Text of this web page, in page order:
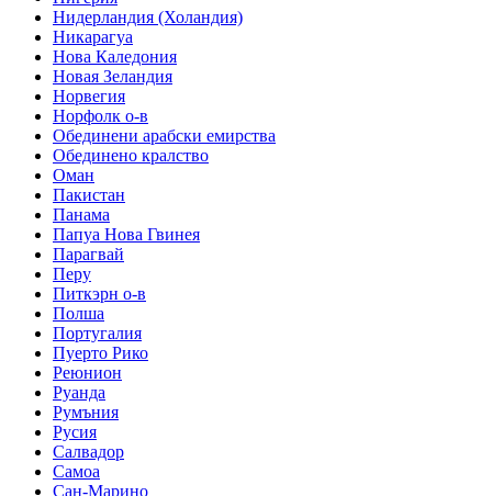
Нидерландия (Холандия)
Никарагуа
Нова Каледония
Новая Зеландия
Норвегия
Норфолк о-в
Обединени арабски емирства
Обединено кралство
Оман
Пакистан
Панама
Папуа Нова Гвинея
Парагвай
Перу
Питкэрн о-в
Полша
Португалия
Пуерто Рико
Реюнион
Руанда
Румъния
Русия
Салвадор
Самоа
Сан-Марино